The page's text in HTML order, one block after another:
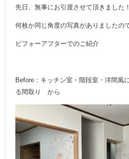
先日、無事にお引渡させて頂きました！
何枚か同じ角度の写真がありましたの
ビフォーアフターでのご紹介
Before：キッチン室・階段室・洋間風
る間取り から